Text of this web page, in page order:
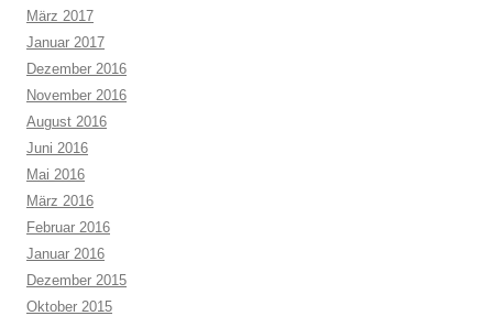
März 2017
Januar 2017
Dezember 2016
November 2016
August 2016
Juni 2016
Mai 2016
März 2016
Februar 2016
Januar 2016
Dezember 2015
Oktober 2015